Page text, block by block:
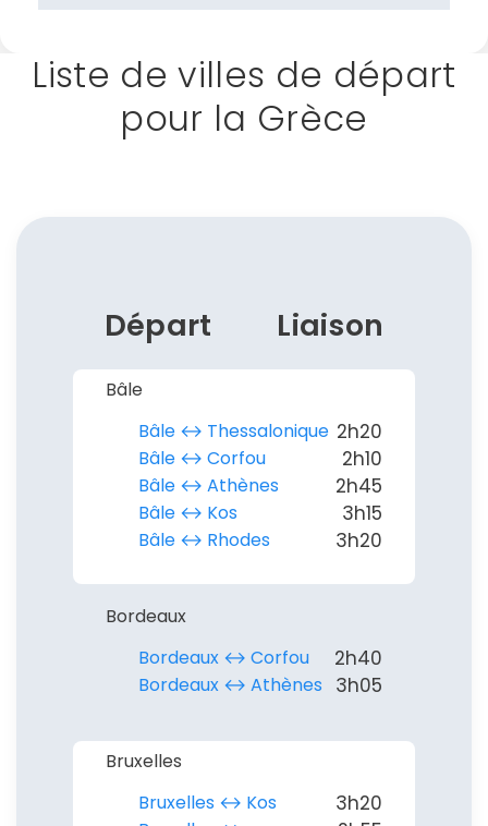
Liste de villes de départ
pour la Grèce
Départ Liaison
Bâle
Bâle ↔︎ Thessalonique 2h20
Bâle ↔︎ Corfou 2h10
Bâle ↔︎ Athènes 2h45
Bâle ↔︎ Kos 3h15
Bâle ↔︎ Rhodes 3h20
Bordeaux
Bordeaux ↔︎ Corfou
2h40
Bordeaux ↔︎ Athènes 3h05
Bruxelles
Bruxelles ↔︎ Kos
3h20